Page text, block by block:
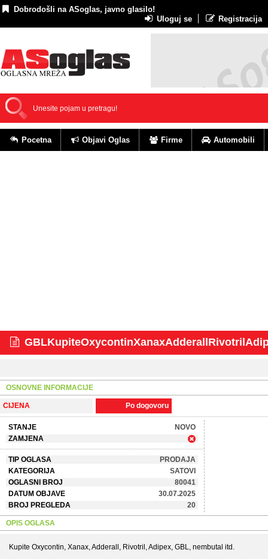
Dobrodošli na ASoglas, javno glasilo!
Uloguj se
Registracija
Pocetna Objavi Oglas Firme Automobili
OSNOVNE INFORMACIJE
CIJENA Po dogovoru
STANJE
NOVO
ZAMJENA
TIP OGLASA
PRODAJA
KATEGORIJA
SATOVI
OGLASNI BROJ
80041
DATUM OBJAVE
30.07.2025
BROJ PREGLEDA
20
OPIS OGLASA
Kupite Oxycontin, Xanax, Adderall, Rivotril, Adipex, GBL, nembutal itd.